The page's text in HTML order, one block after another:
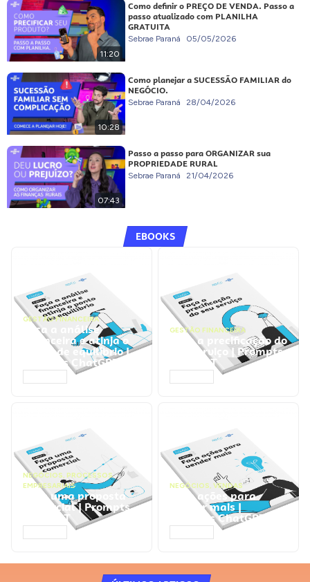
11:20
Como definir o PREÇO DE VENDA. Passo a
passo atualizado com PLANILHA
GRATUITA
Sebrae Paraná 05/05/2026
10:28
Como planejar a SUCESSÃO FAMILIAR do
NEGÓCIO.
Sebrae Paraná 28/04/2026
07:43
Passo a passo para ORGANIZAR sua
PROPRIEDADE RURAL
Sebrae Paraná 21/04/2026
EBOOKS
GESTÃO FINANCEIRA
Faça a análise
financeira e atinja o
ponto de equilíbrio |
Prompts ChatGPT
GESTÃO FINANCEIRA
Faça a precificação do
seu serviço | Prompts
ChatGPT
NEGÓCIOS, PROCESSOS
EMPRESARIAIS
Faça uma proposta
comercial | Prompts
ChatGPT
NEGÓCIOS, VENDAS
Faça ações para
vender mais |
Prompts ChatGPT